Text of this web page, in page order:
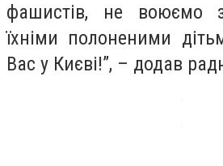
фашистів, не воюємо
їхніми полоненими
Вас у Києві!”, – додав